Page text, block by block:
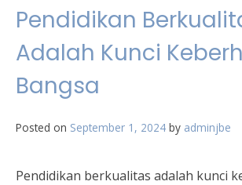
Pendidikan
Adalah Kunci
Bangsa
Posted on September 1, 2024 by adminjbe
Pendidikan berkualitas adalah kunci